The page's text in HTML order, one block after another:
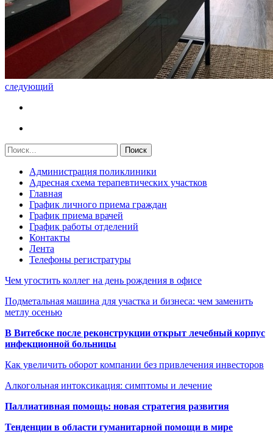
следующий
Администрация поликлиники
Адресная схема терапевтических участков
Главная
График личного приема граждан
График приема врачей
График работы отделений
Контакты
Лента
Телефоны регистратуры
Чем угостить коллег на день рождения в офисе
Подметальная машина для участка и бизнеса: чем заменить
метлу осенью
В Витебске после реконструкции открыт лечебный корпус
инфекционной больницы
Как увеличить оборот компании без привлечения инвесторов
Алкогольная интоксикация: симптомы и лечение
Паллиативная помощь: новая стратегия развития
Тенденции в области гуманитарной помощи в мире